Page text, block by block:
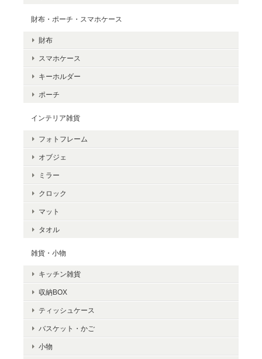
財布・ポーチ・スマホケース
財布
スマホケース
キーホルダー
ポーチ
インテリア雑貨
フォトフレーム
オブジェ
ミラー
クロック
マット
タオル
雑貨・小物
キッチン雑貨
収納BOX
ティッシュケース
バスケット・かご
小物